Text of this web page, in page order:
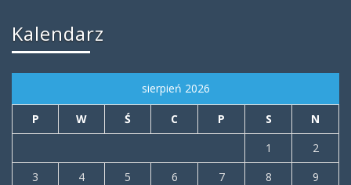
Kalendarz
sierpień 2026
P W Ś C P S
N
1
2
3
4 5 6 7 8
9